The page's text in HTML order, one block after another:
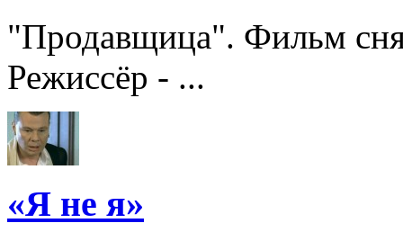
"Продавщица". Фильм
Режиссёр - ...
«Я не я»